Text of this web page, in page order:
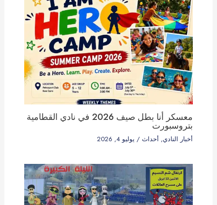
معسكر أنا بطل صيف 2026 في نادي القطامية
بتروسبورت
أخبار النادي, أحداث/ يوليو 4, 2026